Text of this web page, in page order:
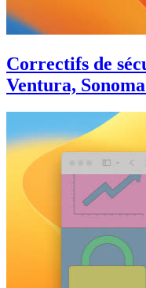
Correctifs de
Ventura,